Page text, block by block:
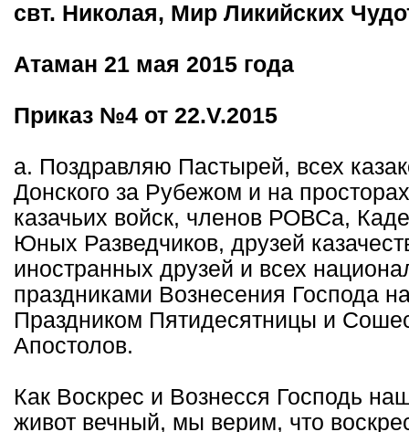
свт. Николая, Мир Ликийских
Атаман 21 мая 2015 года
Приказ №4 от 22.V.2015
а. Поздравляю Пастырей, всех
Донского за Рубежом и на
казачьих войск, членов РОВСа,
Юных Разведчиков, друзей
иностранных друзей и всех
праздниками Вознесения Господа
Праздником Пятидесятницы и
Апостолов.
Как Воскрес и Вознесся Господь
живот вечный, мы верим, что